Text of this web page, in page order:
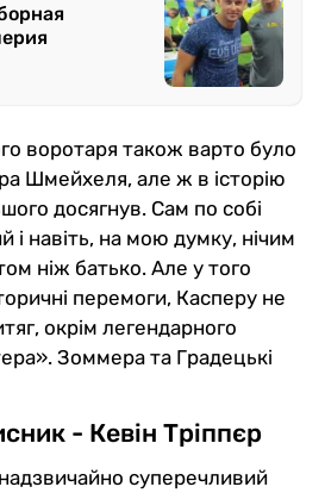
воротаря також варто було
Шмейхеля, але ж в історію
досягнув. Сам по собі
і навіть, на мою думку, нічим
ніж батько. Але у того
перемоги, Касперу не
окрім легендарного
Зоммера та Градецькі
- Кевін Тріппєр
суперечливий